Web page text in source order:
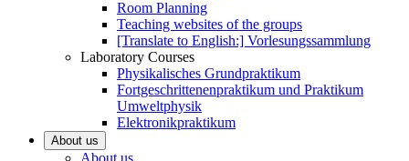
Room Planning
Teaching websites of the groups
[Translate to English:] Vorlesungssammlung
Laboratory Courses
Physikalisches Grundpraktikum
Fortgeschrittenenpraktikum und Praktikum
Umweltphysik
Elektronikpraktikum
About us
About us